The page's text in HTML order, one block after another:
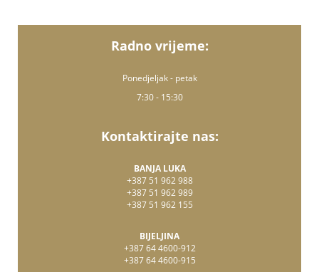
Radno vrijeme:
Ponedjeljak - petak
7:30 - 15:30
Kontaktirajte nas:
BANJA LUKA
+387 51 962 988
+387 51 962 989
+387 51 962 155
BIJELJINA
+387 64 4600-912
+387 64 4600-915